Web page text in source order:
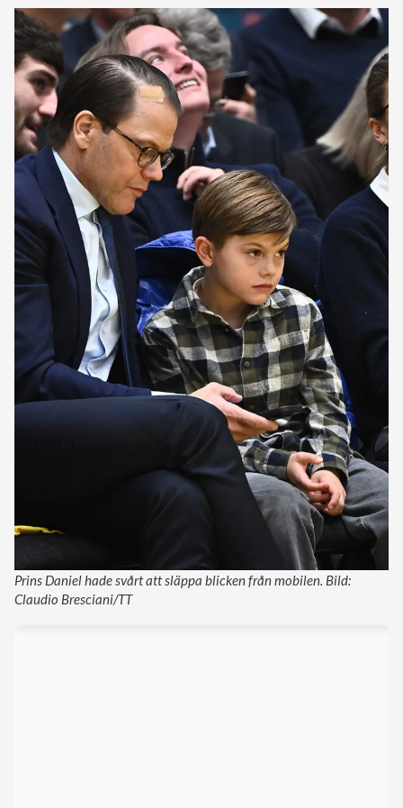
Prins Daniel hade svårt att släppa blicken från mobilen. Bild:
Claudio Bresciani/TT